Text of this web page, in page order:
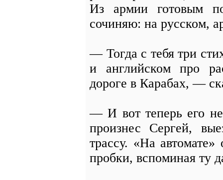
Из армии готовым
сочиняю: на русском,
— Тогда с тебя три
и английском про
дороге в Карабах, —
— И вот теперь его
произнес Сергей,
трассу. «На
пробки, вспоминая ту